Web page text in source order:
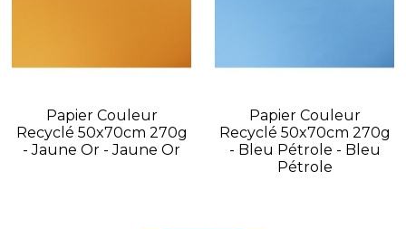
Papier Couleur
Recyclé 50x70cm 270g
- Jaune Or - Jaune Or
Papier Couleur
Recyclé 50x70cm 270g
- Bleu Pétrole - Bleu
Pétrole